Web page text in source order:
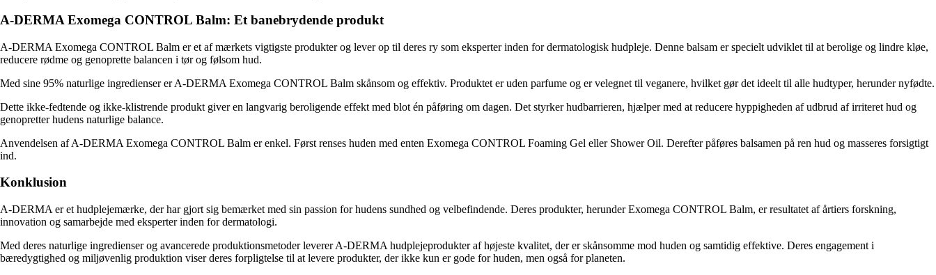
A-DERMA Exomega CONTROL Balm: Et banebrydende produkt
A-DERMA Exomega CONTROL Balm er et af mærkets vigtigste produkter og lever op til deres ry som eksperter inden for dermatologisk hudpleje. Denne balsam er specielt udviklet til at berolige og lindre kløe,
reducere rødme og genoprette balancen i tør og følsom hud.
Med sine 95% naturlige ingredienser er A-DERMA Exomega CONTROL Balm skånsom og effektiv. Produktet er uden parfume og er velegnet til veganere, hvilket gør det ideelt til alle hudtyper, herunder nyfødte.
Dette ikke-fedtende og ikke-klistrende produkt giver en langvarig beroligende effekt med blot én påføring om dagen. Det styrker hudbarrieren, hjælper med at reducere hyppigheden af udbrud af irriteret hud og
genopretter hudens naturlige balance.
Anvendelsen af A-DERMA Exomega CONTROL Balm er enkel. Først renses huden med enten Exomega CONTROL Foaming Gel eller Shower Oil. Derefter påføres balsamen på ren hud og masseres forsigtigt
ind.
Konklusion
A-DERMA er et hudplejemærke, der har gjort sig bemærket med sin passion for hudens sundhed og velbefindende. Deres produkter, herunder Exomega CONTROL Balm, er resultatet af årtiers forskning,
innovation og samarbejde med eksperter inden for dermatologi.
Med deres naturlige ingredienser og avancerede produktionsmetoder leverer A-DERMA hudplejeprodukter af højeste kvalitet, der er skånsomme mod huden og samtidig effektive. Deres engagement i
bæredygtighed og miljøvenlig produktion viser deres forpligtelse til at levere produkter, der ikke kun er gode for huden, men også for planeten.